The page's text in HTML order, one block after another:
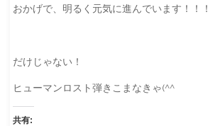
おかげで、明るく元気に進んでいます！！！
だけじゃない！
ヒューマンロスト弾きこまなきゃ(^^ゞ
共有: